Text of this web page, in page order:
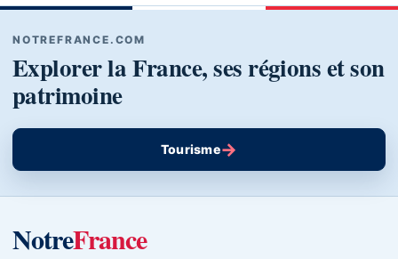
NOTREFRANCE.COM
Explorer la France, ses régions et son
patrimoine
Tourisme→
NotreFrance